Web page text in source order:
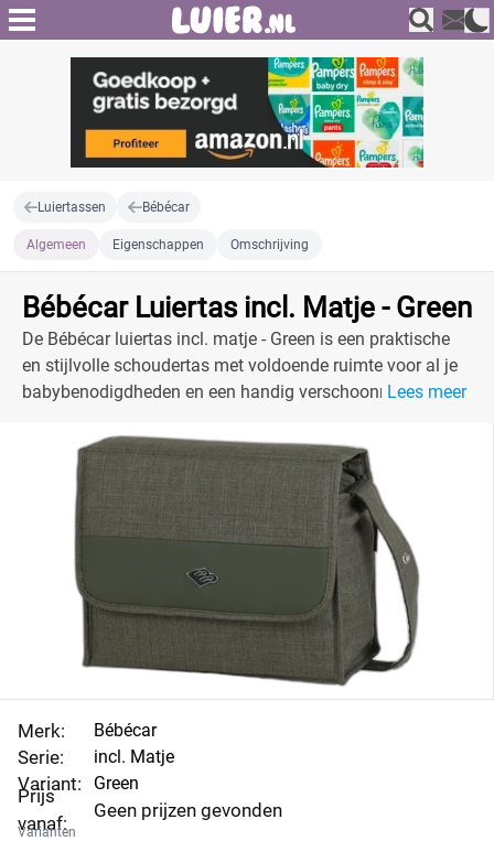
Luiertassen Bébécar
Algemeen Eigenschappen Omschrijving
Bébécar Luiertas incl. Matje - Green
De Bébécar luiertas incl. matje - Green is een praktische
en stijlvolle schoudertas met voldoende ruimte voor al je
babybenodigdheden en een handig verschoonmatje.Lees meer
Merk:
Serie:
Variant:
Prijs
vanaf:
Bébécar
incl. Matje
Green
Geen prijzen gevonden
Varianten